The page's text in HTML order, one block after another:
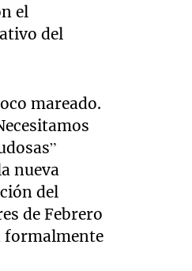
el
del
mareado.
nueva
del
de Febrero
formalmente